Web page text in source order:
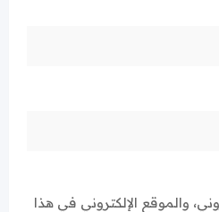
والموقع الإلكتروني في هذا